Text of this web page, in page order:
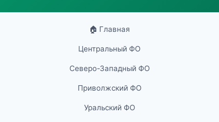
🏠 Главная
Центральный ФО
Северо-Западный ФО
Приволжский ФО
Уральский ФО